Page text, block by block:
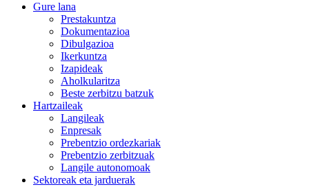
Gure lana
Prestakuntza
Dokumentazioa
Dibulgazioa
Ikerkuntza
Izapideak
Aholkularitza
Beste zerbitzu batzuk
Hartzaileak
Langileak
Enpresak
Prebentzio ordezkariak
Prebentzio zerbitzuak
Langile autonomoak
Sektoreak eta jarduerak